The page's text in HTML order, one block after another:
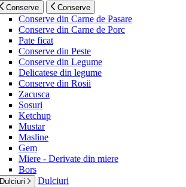
Conserve Conserve
Conserve din Carne de Pasare
Conserve din Carne de Porc
Pate ficat
Conserve din Peste
Conserve din Legume
Delicatese din legume
Conserve din Rosii
Zacusca
Sosuri
Ketchup
Mustar
Masline
Gem
Miere - Derivate din miere
Bors
Dulciuri Dulciuri